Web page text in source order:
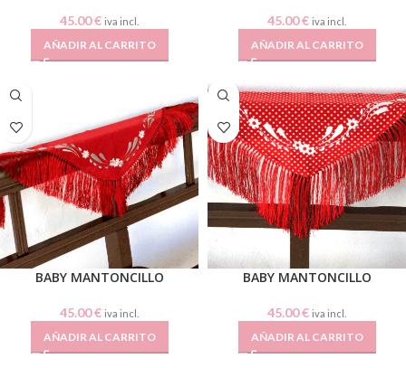
45.00€ iva incl.
AÑADIR AL CARRITO
45.00€ iva incl.
AÑADIR AL CARRITO
BABY MANTONCILLO
45.00€ iva incl.
AÑADIR AL CARRITO
BABY MANTONCILLO
45.00€ iva incl.
AÑADIR AL CARRITO